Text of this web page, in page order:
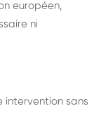
européen,
ni
intervention sans